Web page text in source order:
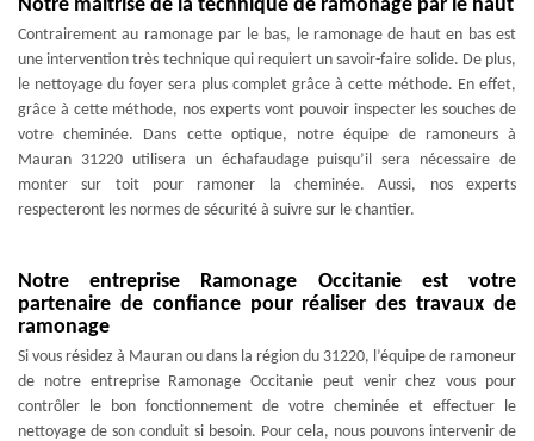
Notre maîtrise de la technique de ramonage par le haut
Contrairement au ramonage par le bas, le ramonage de haut en bas est
une intervention très technique qui requiert un savoir-faire solide. De plus,
le nettoyage du foyer sera plus complet grâce à cette méthode. En effet,
grâce à cette méthode, nos experts vont pouvoir inspecter les souches de
votre cheminée. Dans cette optique, notre équipe de ramoneurs à
Mauran 31220 utilisera un échafaudage puisqu’il sera nécessaire de
monter sur toit pour ramoner la cheminée. Aussi, nos experts
respecteront les normes de sécurité à suivre sur le chantier.
Notre entreprise Ramonage Occitanie est votre
partenaire de confiance pour réaliser des travaux de
ramonage
Si vous résidez à Mauran ou dans la région du 31220, l’équipe de ramoneur
de notre entreprise Ramonage Occitanie peut venir chez vous pour
contrôler le bon fonctionnement de votre cheminée et effectuer le
nettoyage de son conduit si besoin. Pour cela, nous pouvons intervenir de